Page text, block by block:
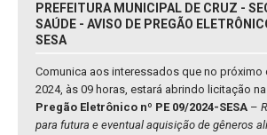
PREFEITURA MUNICIPAL DE CRUZ -
SAÚDE - AVISO DE PREGÃO
SESA
Comunica aos interessados que no próximo
2024, às 09 horas, estará abrindo licitação
Pregão Eletrônico nº PE 09/2024-SESA –
para futura e eventual aquisição de gêneros